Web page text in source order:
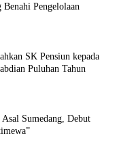
Pengelolaan
SK Pensiun kepada
Puluhan Tahun
Sumedang, Debut